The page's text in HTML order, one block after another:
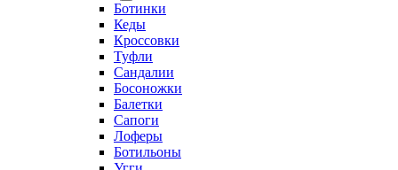
Ботинки
Кеды
Кроссовки
Туфли
Сандалии
Босоножки
Балетки
Сапоги
Лоферы
Ботильоны